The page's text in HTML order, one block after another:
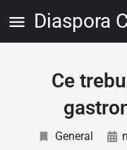
Diaspora
Ce
General